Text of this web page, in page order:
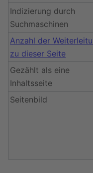
Indizierung durch
Suchmaschinen
Anzahl der
zu dieser Seite
Gezählt als eine
Inhaltsseite
Seitenbild